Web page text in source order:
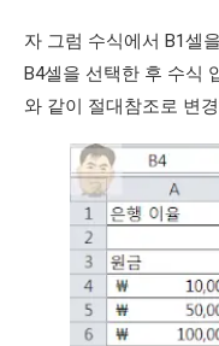
자 그럼 수식에서 B1셀
B4셀을 선택한 후 수식
와 같이 절대참조로 변